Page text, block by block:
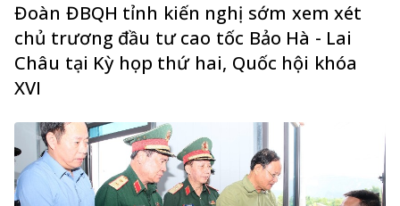
Đoàn ĐBQH tỉnh kiến nghị sớm xem xét
chủ trương đầu tư cao tốc Bảo Hà - Lai
Châu tại Kỳ họp thứ hai, Quốc hội khóa
XVI